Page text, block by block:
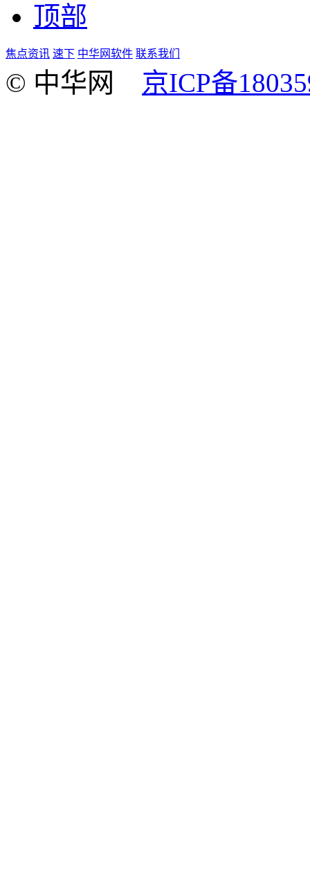
顶部
焦点资讯 速下 中华网软件 联系我们
© 中华网 京ICP备